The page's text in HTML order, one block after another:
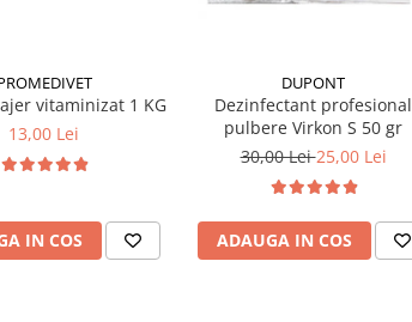
vitaminizat 1 KG
13,00 Lei
IN COS
DUPONT
Dezinfectant profesional
pulbere Virkon S 50 gr
30,00 Lei25,00 Lei
ADAUGA IN COS